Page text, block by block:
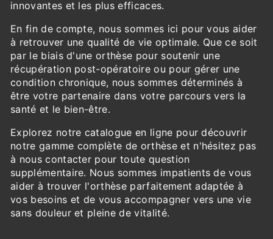
innovantes et les plus efficaces.
En fin de compte, nous sommes ici pour vous aider
à retrouver une qualité de vie optimale. Que ce soit
par le biais d'une orthèse pour soutenir une
récupération post-opératoire ou pour gérer une
condition chronique, nous sommes déterminés à
être votre partenaire dans votre parcours vers la
santé et le bien-être.
Explorez notre catalogue en ligne pour découvrir
notre gamme complète de orthèse et n'hésitez pas
à nous contacter pour toute question
supplémentaire. Nous sommes impatients de vous
aider à trouver l'orthèse parfaitement adaptée à
vos besoins et de vous accompagner vers une vie
sans douleur et pleine de vitalité.